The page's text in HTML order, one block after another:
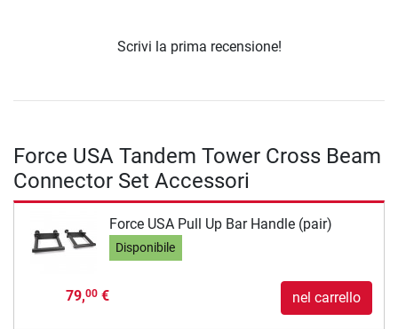
Scrivi la prima recensione!
Force USA Tandem Tower Cross Beam
Connector Set Accessori
Force USA Pull Up Bar Handle (pair)
Disponibile
79,00€ nel carrello